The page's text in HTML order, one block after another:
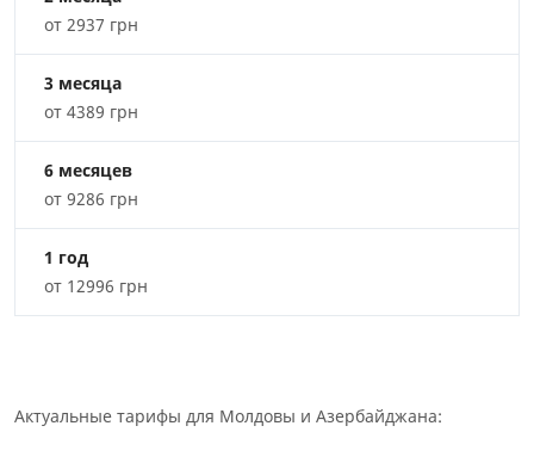
от 2937 грн
3 месяца
от 4389 грн
6 месяцев
от 9286 грн
1 год
от 12996 грн
Актуальные тарифы для Молдовы и Азербайджана: